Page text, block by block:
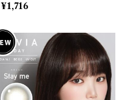
チェウォン ReVIA 1day co
ブラウン ブラック 高含水 裸
眼風 自然
¥1,716